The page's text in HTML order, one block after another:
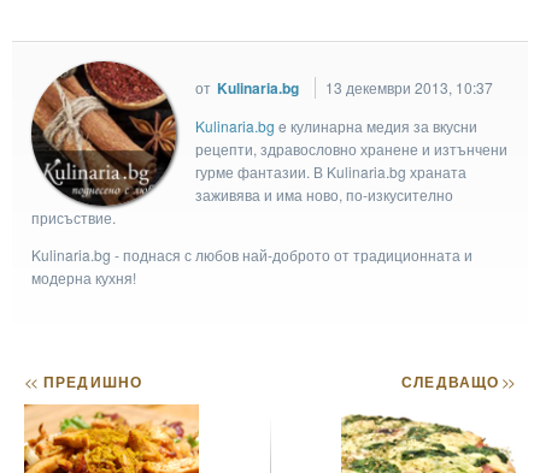
от Kulinaria.bg
13 декември 2013, 10:37
Kulinaria.bg e кулинарна медия за вкусни
рецепти, здравословно хранене и изтънчени
гурме фантазии. В Kulinaria.bg храната
заживява и има ново, по-изкусително
присъствие.
Kulinaria.bg - поднася с любов най-доброто от традиционната и
модерна кухня!
<< ПРЕДИШНО СЛЕДВАЩО>>